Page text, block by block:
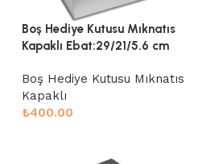
Boş Hediye Kutusu Mıknatıs
Kapaklı Ebat:29/21/5.6 cm
Boş Hediye Kutusu Mıknatıs
Kapaklı
₺400.00